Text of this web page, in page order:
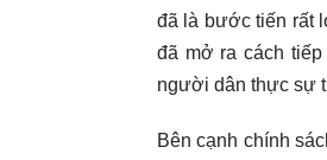
đã là bước tiến rất
đã mở ra cách
người dân thực sự
Bên cạnh chính